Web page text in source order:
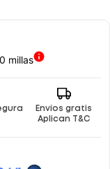
millas
Envíos gratis
Aplican T&C